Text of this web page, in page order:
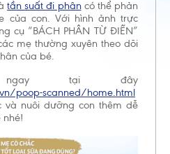
tần suất đi phâncó thể phản
của con. Với hình ảnh trực
cụ “BÁCH PHÂN TỪ ĐIỂN”
mẹ thường xuyên theo dõi
của bé.
tại đây
poop-scanned/home.html
và nuôi dưỡng con thêm dễ
nhé!